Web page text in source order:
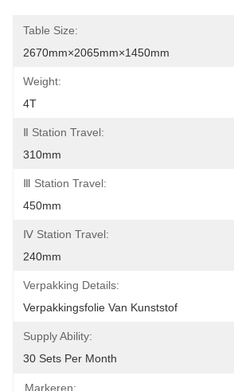
Table Size:
2670mm×2065mm×1450mm
Weight:
4T
Ⅱ Station Travel:
310mm
Ⅲ Station Travel:
450mm
Ⅳ Station Travel:
240mm
Verpakking Details:
Verpakkingsfolie Van Kunststof
Supply Ability:
30 Sets Per Month
Markeren: